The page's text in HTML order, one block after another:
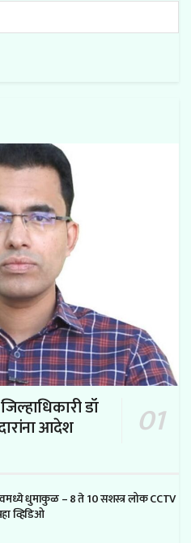
डॉ
आदेश
धुमाकुळ – 8 ते 10 सशस्त्र लोक CCTV
व्हिडिओ